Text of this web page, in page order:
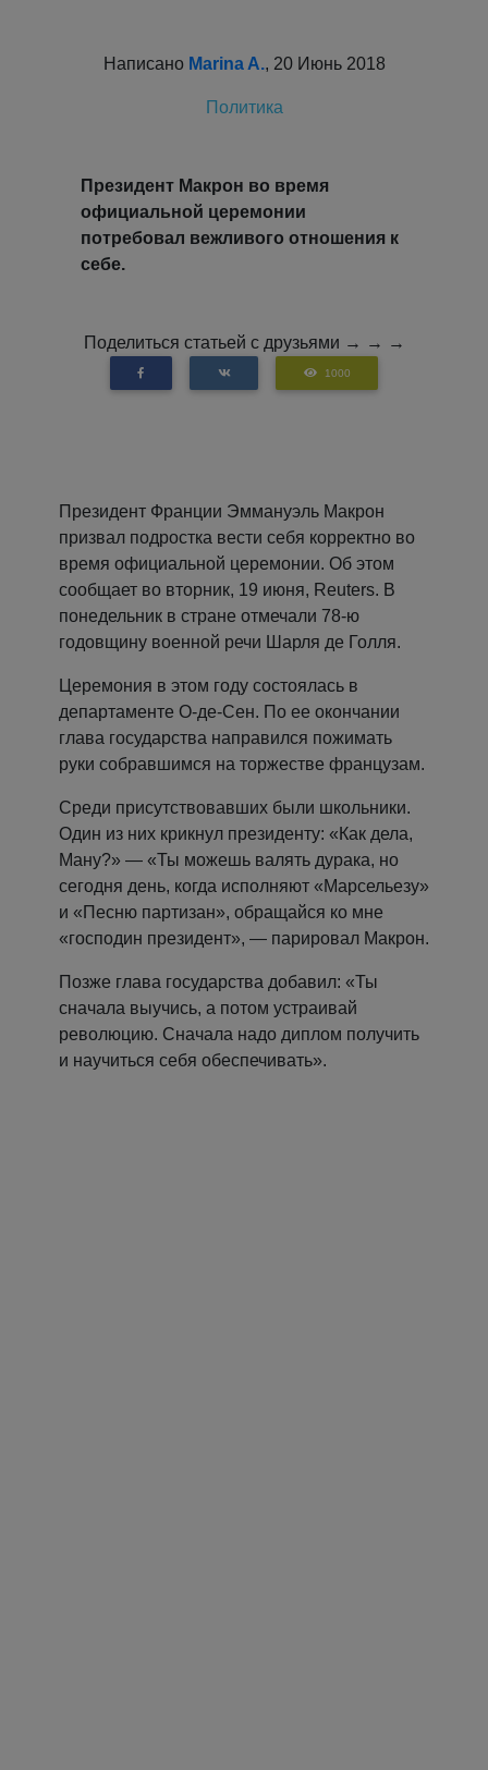
Написано Marina A., 20 Июнь 2018
Политика
Президент Макрон во время
официальной церемонии
потребовал вежливого отношения к
себе.
Поделиться статьей с друзьями → → →
1000
Президент Франции Эммануэль Макрон
призвал подростка вести себя корректно во
время официальной церемонии. Об этом
сообщает во вторник, 19 июня, Reuters. В
понедельник в стране отмечали 78-ю
годовщину военной речи Шарля де Голля.
Церемония в этом году состоялась в
департаменте О-де-Сен. По ее окончании
глава государства направился пожимать
руки собравшимся на торжестве французам.
Среди присутствовавших были школьники.
Один из них крикнул президенту: «Как дела,
Ману?» — «Ты можешь валять дурака, но
сегодня день, когда исполняют «Марсельезу»
и «Песню партизан», обращайся ко мне
«господин президент», — парировал Макрон.
Позже глава государства добавил: «Ты
сначала выучись, а потом устраивай
революцию. Сначала надо диплом получить
и научиться себя обеспечивать».